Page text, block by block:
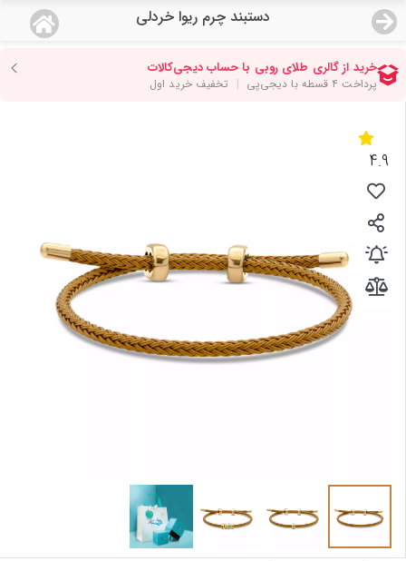
دستبند چرم ریوا خردلی
منو
صفحه اصلی
دسته بندی محصولات
نمایندگی ها
مجله روبی
درباره ما
اعطای نمایندگی
4.9